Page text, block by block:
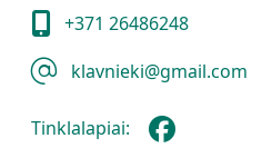
+371 26486248
klavnieki@gmail.com
Tinklalapiai: